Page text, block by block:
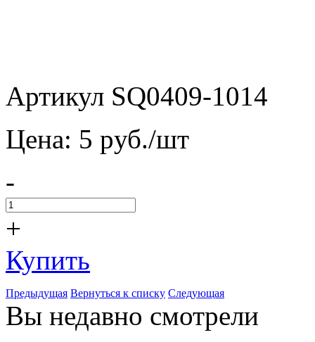
Артикул SQ0409-1014
Цена: 5 pуб./шт
-
+
Купить
Предыдущая Вернуться к списку Следующая
Вы недавно смотрели